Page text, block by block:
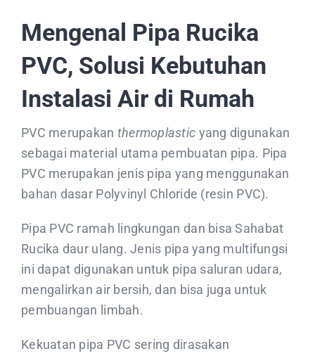
Mengenal Pipa Rucika
PVC, Solusi Kebutuhan
Instalasi Air di Rumah
PVC merupakan thermoplastic yang digunakan
sebagai material utama pembuatan pipa. Pipa
PVC merupakan jenis pipa yang menggunakan
bahan dasar Polyvinyl Chloride (resin PVC).
Pipa PVC ramah lingkungan dan bisa Sahabat
Rucika daur ulang. Jenis pipa yang multifungsi
ini dapat digunakan untuk pipa saluran udara,
mengalirkan air bersih, dan bisa juga untuk
pembuangan limbah.
Kekuatan pipa PVC sering dirasakan